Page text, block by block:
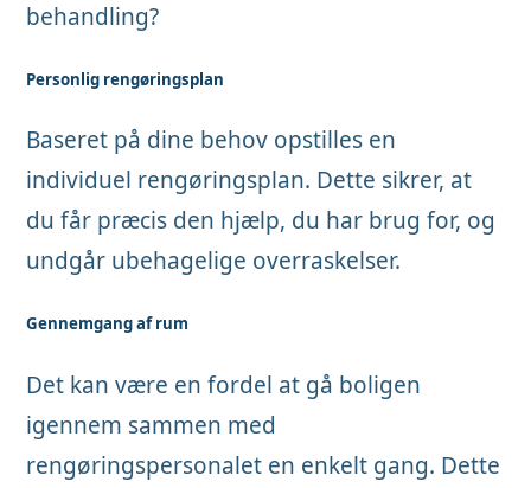
behandling?
Personlig rengøringsplan
Baseret på dine behov opstilles en
individuel rengøringsplan. Dette sikrer, at
du får præcis den hjælp, du har brug for, og
undgår ubehagelige overraskelser.
Gennemgang af rum
Det kan være en fordel at gå boligen
igennem sammen med
rengøringspersonalet en enkelt gang. Dette